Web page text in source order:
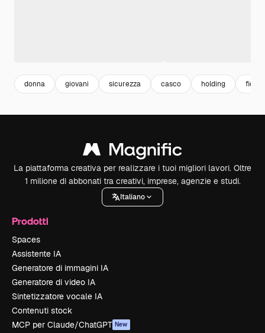
donna giovani sicurezza casco holding
La piattaforma creativa per realizzare i tuoi migliori lavori. Oltre
1 milione di abbonati tra creativi, imprese, agenzie e studi.
Italiano
Prodotti
Spaces
Assistente IA
Generatore di immagini IA
Generatore di video IA
Sintetizzatore vocale IA
Contenuti stock
MCP per Claude/ChatGPT New